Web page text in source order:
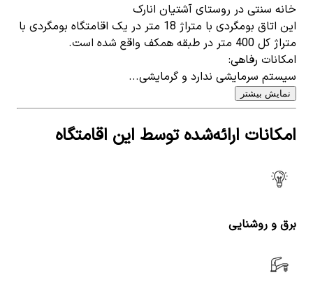
خانه سنتی در روستای آشتیان انارک
این اتاق بومگردی با متراژ 18 متر در یک اقامتگاه بومگردی با
متراژ کل 400 متر در طبقه همکف واقع شده است.
امکانات رفاهی:
سیستم سرمایشی ندارد و گرمایشی...
نمایش بیشتر
امکانات ارائه‌شده توسط این اقامتگاه
برق و روشنایی